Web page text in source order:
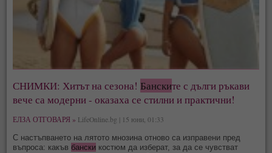
СНИМКИ: Хитът на сезона! Банските с дълги ръкави
вече са модерни - оказаха се стилни и практични!
ЕЛЗА ОТГОВАРЯ » LifeOnline.bg | 15 юни, 01:33
С настъпването на лятото мнозина отново са изправени пред
въпроса: какъв бански костюм да изберат, за да се чувстват